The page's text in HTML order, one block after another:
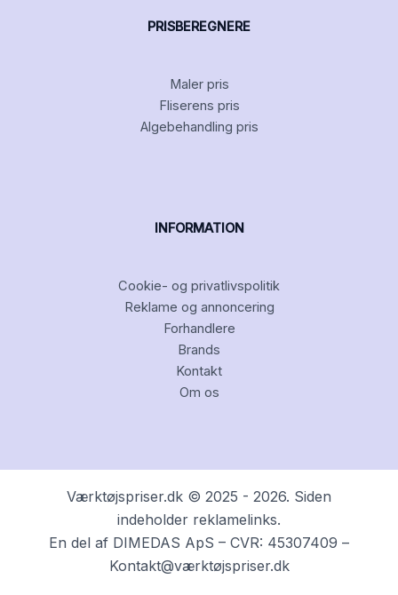
PRISBEREGNERE
Maler pris
Fliserens pris
Algebehandling pris
INFORMATION
Cookie- og privatlivspolitik
Reklame og annoncering
Forhandlere
Brands
Kontakt
Om os
Værktøjspriser.dk © 2025 - 2026. Siden
indeholder reklamelinks.
En del af DIMEDAS ApS – CVR: 45307409 –
Kontakt@værktøjspriser.dk